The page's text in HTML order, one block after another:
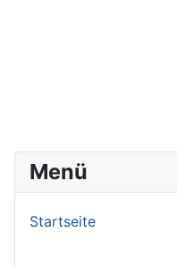
Menü
Startseite